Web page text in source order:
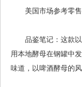
美国市场参考零售
品鉴笔记：这款以
用本地酵母在钢罐中
味道，以啤酒酵母的风